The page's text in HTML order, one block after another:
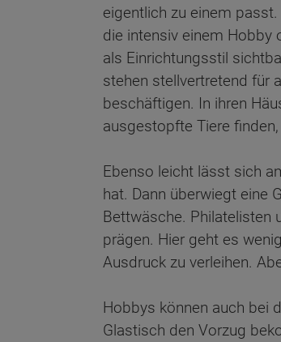
eigentlich zu einem
die intensiv einem Hobby
als Einrichtungsstil
stehen stellvertretend für
beschäftigen. In ihren
ausgestopfte Tiere
Ebenso leicht lässt sich
hat. Dann überwiegt eine
Bettwäsche. Philatelisten
prägen. Hier geht es
Ausdruck zu verleihen.
Hobbys können auch bei
Glastisch den Vorzug